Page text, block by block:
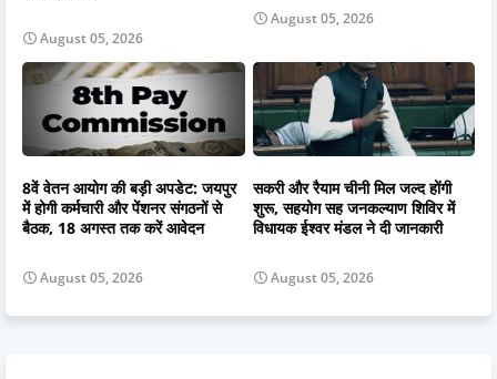
August 05, 2026
August 05, 2026
8वें वेतन आयोग की बड़ी अपडेट: जयपुर
में होगी कर्मचारी और पेंशनर संगठनों से
बैठक, 18 अगस्त तक करें आवेदन
August 05, 2026
सकरी और रैयाम चीनी मिल जल्द होंगी
शुरू, सहयोग सह जनकल्याण शिविर में
विधायक ईश्वर मंडल ने दी जानकारी
August 05, 2026